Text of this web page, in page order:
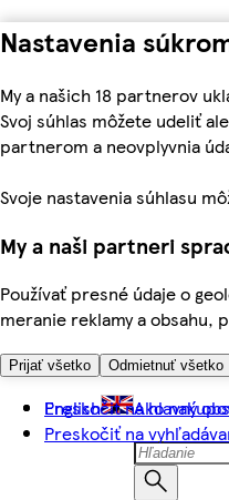
Nastavenia
My a našich 18 partnerov
Svoj súhlas môžete udeliť
partnerom a neovplyvnia
Svoje nastavenia súhlasu
My a naši partneri
Používať presné údaje o
meranie reklamy a obsahu,
Prijať všetko Odmietnuť všetko
Preskočiť na hlavný
Preskočiť na
English Ako